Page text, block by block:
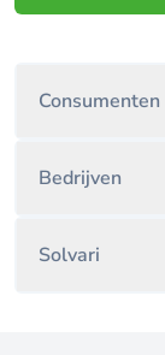
Consumenten
Bedrijven
Solvari